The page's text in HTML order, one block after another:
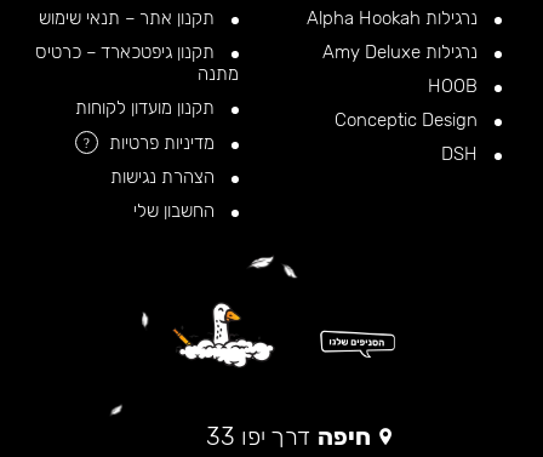
נרגילות Alpha Hookah
נרגילות Amy Deluxe
תקנון אתר – תנאי שימוש
תקנון גיפטכארד – כרטיס
מתנה
תקנון מועדון לקוחות
מדיניות פרטיות
?
הצהרת נגישות
החשבון שלי
חיפה דרך יפו 33